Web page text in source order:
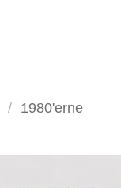
/ 1980'erne